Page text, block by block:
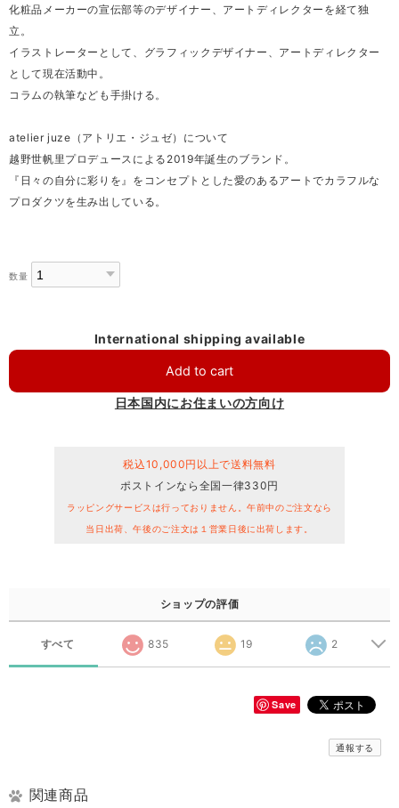
化粧品メーカーの宣伝部等のデザイナー、アートディレクターを経て独
立。
イラストレーターとして、グラフィックデザイナー、アートディレクター
として現在活動中。
コラムの執筆なども手掛ける。
atelier juze（アトリエ・ジュゼ）について
越野世帆里プロデュースによる2019年誕生のブランド。
『日々の自分に彩りを』をコンセプトとした愛のあるアートでカラフルな
プロダクツを生み出している。
数量
International shipping available
Add to cart
日本国内にお住まいの方向け
税込10,000円以上で送料無料
ポストインなら全国一律330円
ラッピングサービスは行っておりません。午前中のご注文なら
当日出荷、午後のご注文は１営業日後に出荷します。
ショップの評価
すべて 835 19 2
Save
通報する
関連商品